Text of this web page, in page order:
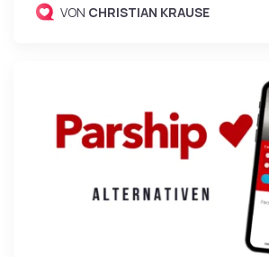
VON CHRISTIAN KRAUSE